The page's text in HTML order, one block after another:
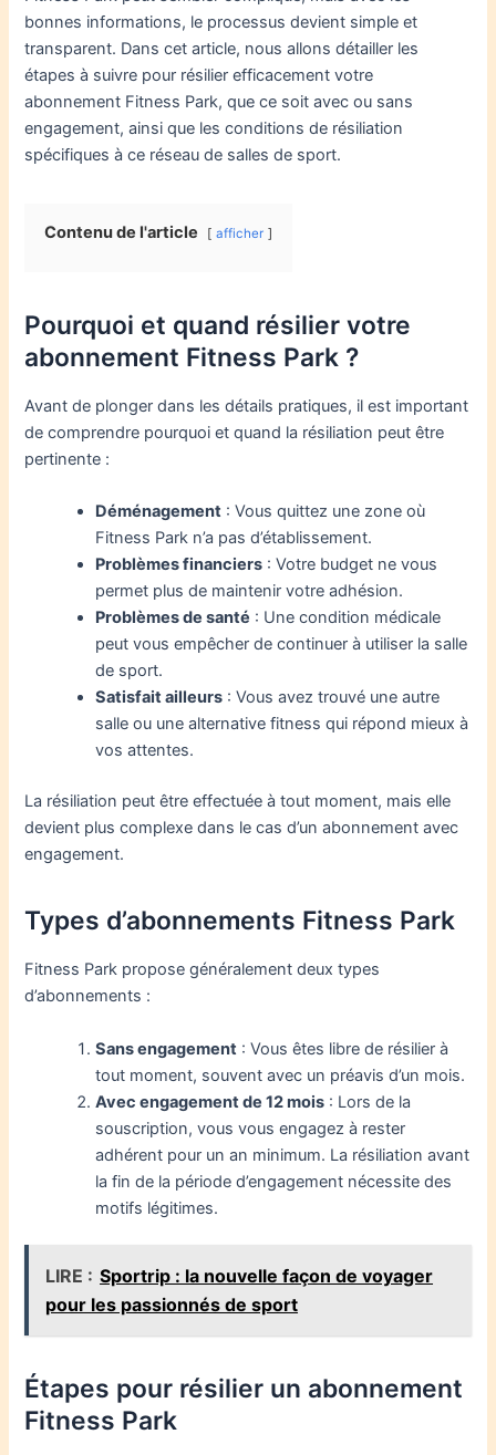
bonnes informations, le processus devient simple et
transparent. Dans cet article, nous allons détailler les
étapes à suivre pour résilier efficacement votre
abonnement Fitness Park, que ce soit avec ou sans
engagement, ainsi que les conditions de résiliation
spécifiques à ce réseau de salles de sport.
Contenu de l'article afficher
Pourquoi et quand résilier votre
abonnement Fitness Park ?
Avant de plonger dans les détails pratiques, il est important
de comprendre pourquoi et quand la résiliation peut être
pertinente :
Déménagement : Vous quittez une zone où
Fitness Park n’a pas d’établissement.
Problèmes financiers : Votre budget ne vous
permet plus de maintenir votre adhésion.
Problèmes de santé : Une condition médicale
peut vous empêcher de continuer à utiliser la salle
de sport.
Satisfait ailleurs : Vous avez trouvé une autre
salle ou une alternative fitness qui répond mieux à
vos attentes.
La résiliation peut être effectuée à tout moment, mais elle
devient plus complexe dans le cas d’un abonnement avec
engagement.
Types d’abonnements Fitness Park
Fitness Park propose généralement deux types
d’abonnements :
Sans engagement : Vous êtes libre de résilier à
tout moment, souvent avec un préavis d’un mois.
Avec engagement de 12 mois : Lors de la
souscription, vous vous engagez à rester
adhérent pour un an minimum. La résiliation avant
la fin de la période d’engagement nécessite des
motifs légitimes.
LIRE : Sportrip : la nouvelle façon de voyager
pour les passionnés de sport
Étapes pour résilier un abonnement
Fitness Park